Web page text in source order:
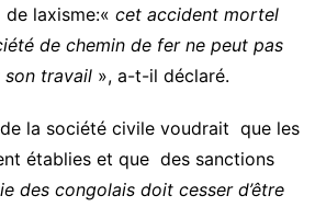
laxisme:« cet accident mortel
de chemin de fer ne peut pas
travail », a-t-il déclaré.
la société civile voudrait que les
établies et que des sanctions
des congolais doit cesser d’être